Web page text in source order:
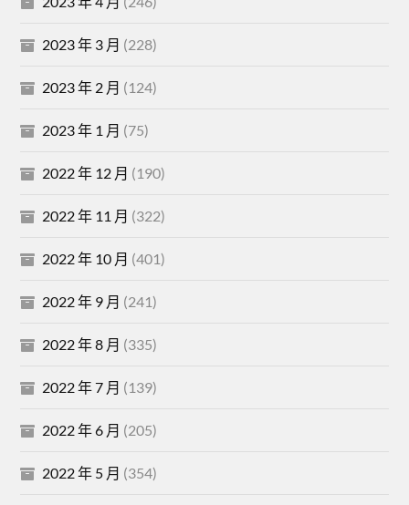
2023 年 3 月 (228)
2023 年 2 月 (124)
2023 年 1 月 (75)
2022 年 12 月 (190)
2022 年 11 月 (322)
2022 年 10 月 (401)
2022 年 9 月 (241)
2022 年 8 月 (335)
2022 年 7 月 (139)
2022 年 6 月 (205)
2022 年 5 月 (354)